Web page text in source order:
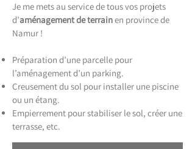
Je me mets au service de tous vos projets
d’aménagement de terrainen province de
Namur !
Préparation d’une parcelle pour
l’aménagement d’un parking.
Creusement du sol pour installer une piscine
ou un étang.
Empierrement pour stabiliser le sol, créer une
terrasse, etc.